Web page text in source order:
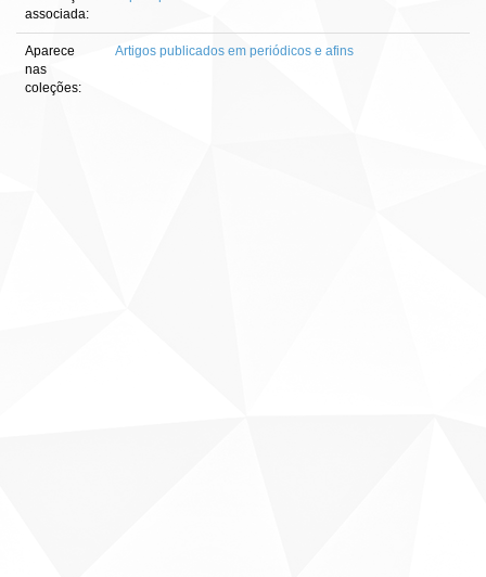
associada:
Aparece
nas
coleções:
Artigos publicados em periódicos e afins